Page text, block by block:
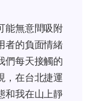
能無意間吸附
者的負面情緒
們每天接觸的
，在台北捷運
和我在山上靜